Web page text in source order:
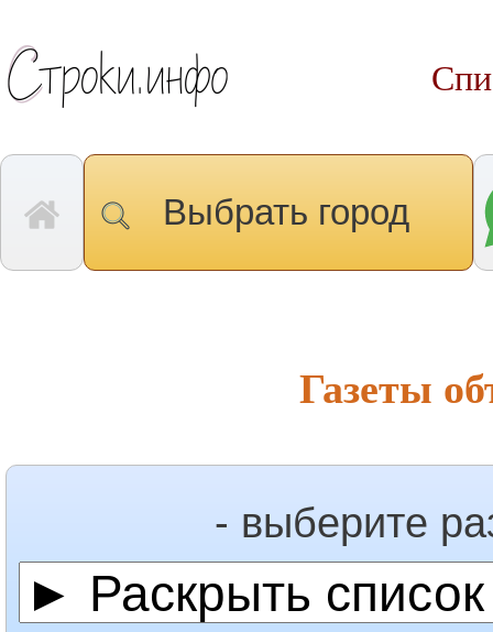
Выбрать город
Газеты
- выберите